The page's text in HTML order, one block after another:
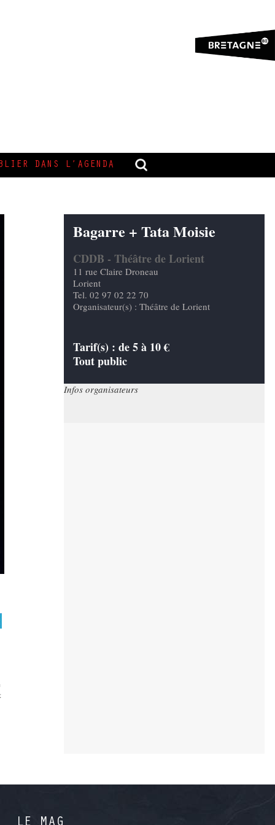
DANS L’AGENDA
Bagarre + Tata Moisie
CDDB - Théâtre de Lorient
11 rue Claire Droneau
Lorient
Tel. 02 97 02 22 70
Organisateur(s) : Théâtre de Lorient
Tarif(s) : de 5 à 10 €
Tout public
Infos organisateurs